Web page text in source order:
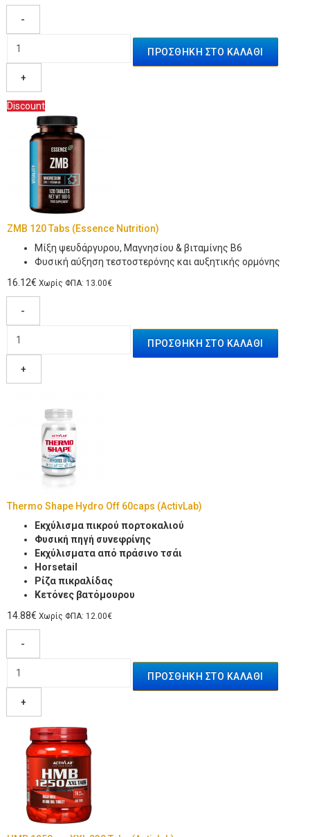
-
+
Discount
ZMB 120 Tabs (Essence Nutrition)
Μίξη ψευδάργυρου, Μαγνησίου & βιταμίνης Β6
Φυσική αύξηση τεστοστερόνης και αυξητικής ορμόνης
16.12€ Χωρίς ΦΠΑ: 13.00€
-
+
Thermo Shape Hydro Off 60caps (ActivLab)
Εκχύλισμα πικρού πορτοκαλιού
Φυσική πηγή συνεφρίνης
Εκχύλισματα από πράσινο τσάι
Ηorsetail
Ρίζα πικραλίδας
Κετόνες βατόμουρου
14.88€ Χωρίς ΦΠΑ: 12.00€
-
+